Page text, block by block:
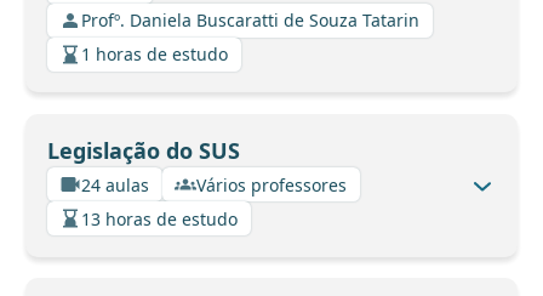
Profº. Daniela Buscaratti de Souza Tatarin
1 horas de estudo
Legislação do SUS
24 aulas
Vários professores
13 horas de estudo